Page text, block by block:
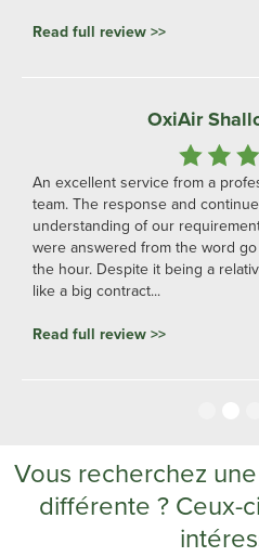
Read full review >>
OxiAir
An excellent service from a
team. The response and
understanding of our
were answered from the word
the hour. Despite it being a
like a big contract...
Read full review >>
Vous recherchez
différente ? Ceux-